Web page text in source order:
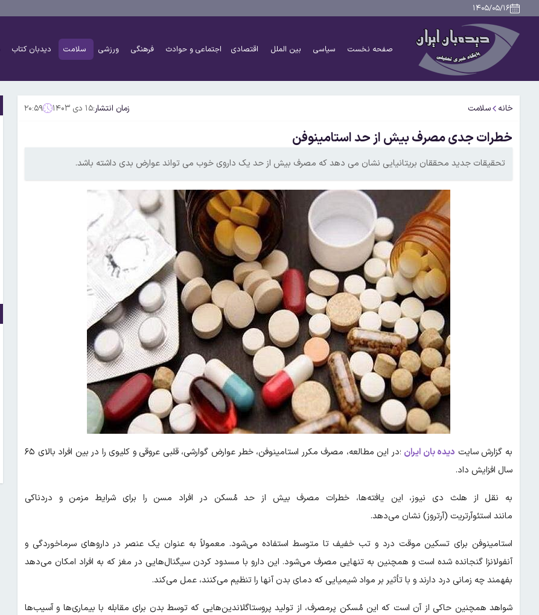
۱۴۰۵/۰۵/۱۶
صفحه نخست سیاسی بین الملل اقتصادی اجتماعی و حوادث فرهنگی ورزشی سلامت دیدبان کتاب
خانه سلامت زمان انتشار:۱۵ دی ۱۴۰۳ ۲۰:۵۹
خطرات جدی مصرف بیش از حد استامینوفن
تحقیقات جدید محققان بریتانیایی نشان می دهد که مصرف بیش از حد یک داروی خوب می تواند عوارض بدی داشته باشد.
به گزارش سایت دیده بان ایران
؛در این مطالعه، مصرف مکرر استامینوفن، خطر عوارض گوارشی، قلبی عروقی و کلیوی را در بین افراد بالای ۶۵
سال افزایش داد.
به نقل از هلث دی نیوز، این یافته‌ها، خطرات مصرف بیش از حد مُسکن در افراد مسن را برای شرایط مزمن و دردناکی
مانند استئوآرتریت (آرتروز) نشان می‌دهد.
استامینوفن برای تسکین موقت درد و تب خفیف تا متوسط استفاده می‌شود. معمولاً به عنوان یک عنصر در داروهای سرماخوردگی و
آنفولانزا گنجانده شده است و همچنین به تنهایی مصرف می‌شود. این دارو با مسدود کردن سیگنال‌هایی در مغز که به افراد امکان می‌دهد
بفهمند چه زمانی درد دارند و با تأثیر بر مواد شیمیایی که دمای بدن آنها را تنظیم می‌کنند، عمل می‌کند.
شواهد همچنین حاکی از آن است که این مُسکن پرمصرف، از تولید پروستاگلاندین‌هایی که توسط بدن برای مقابله با بیماری‌ها و آسیب‌ها